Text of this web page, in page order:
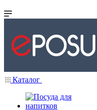
Каталог